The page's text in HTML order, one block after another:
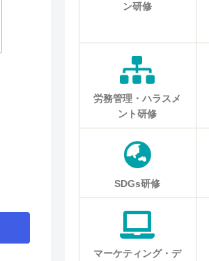
ン研修
労務管理・ハラスメ
ント研修
SDGs研修
マーケティング・デ